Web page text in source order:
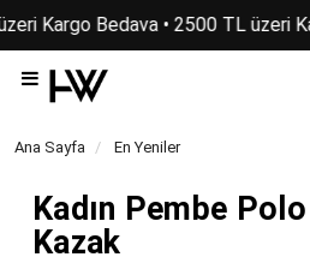
Kargo Bedava • 2500 TL üzeri
Ana Sayfa En Yeniler
Kadın Pembe
Kazak